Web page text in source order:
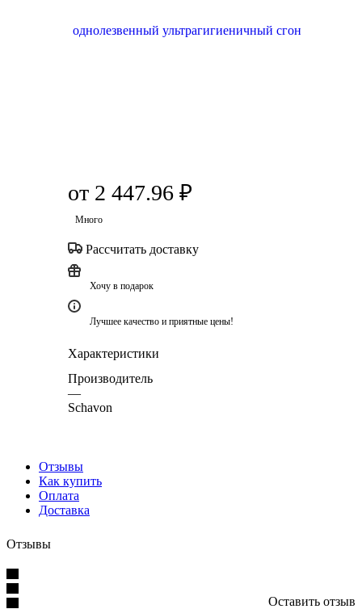
от 2 447.96 ₽
Много
Рассчитать доставку
Хочу в подарок
Лучшее качество и приятные цены!
Характеристики
Производитель
—
Schavon
Отзывы
Как купить
Оплата
Доставка
Отзывы
Оставить отзыв